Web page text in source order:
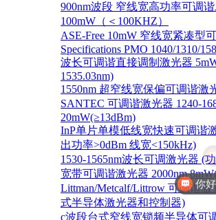
900nm波段 窄线宽高功率可调
100mW（＜100KHZ）
ASE-Free 10mW 窄线宽紧凑型
Specifications PMO 1040/1310/
波长可调谐直接调制激光器
1535.03nm)
1550nm 超窄线宽保偏可调谐激
SANTEC 可调谐激光器 1240-
20mW(≥13dBm)
InP单片单模低线宽快速可调谐
出功率>0dBm 线宽<150kHz)
1530-1565nm波长可调激光器 (
宽带可调谐激光器 2000nm
Littman/Metcalf/Littrow 可调谐
式半导体激光器和控制器)
c波段台式窄线宽锁频半导体可
你